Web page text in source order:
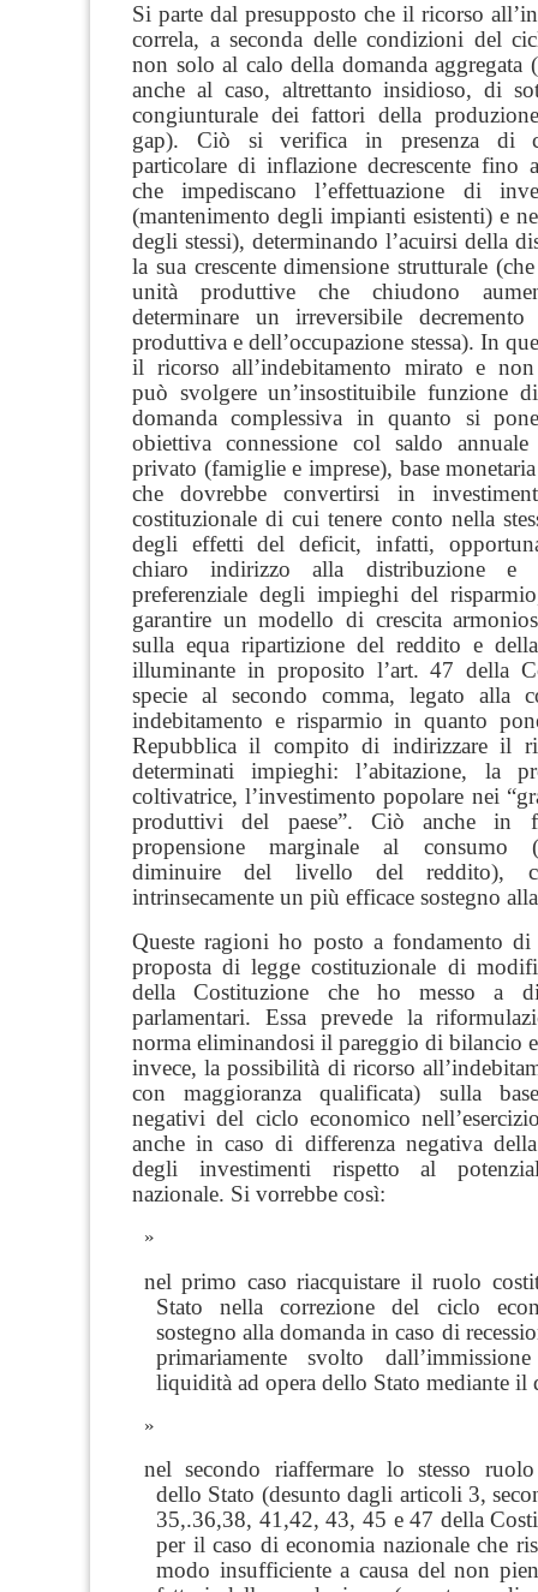
Si parte dal presupposto che il ricorso
correla, a seconda delle condizioni del
non solo al calo della domanda aggregata (
anche al caso, altrettanto insidioso, di
congiunturale dei fattori della
gap). Ciò si verifica in presenza di
particolare di inflazione decrescente fino
che impediscano l’effettuazione di
(mantenimento degli impianti esistenti) e
degli stessi), determinando l’acuirsi della
la sua crescente dimensione strutturale
unità produttive che chiudono
determinare un irreversibile decremento
produttiva e dell’occupazione stessa). In
il ricorso all’indebitamento mirato e non
può svolgere un’insostituibile funzione
domanda complessiva in quanto si
obiettiva connessione col saldo
privato (famiglie e imprese), base
che dovrebbe convertirsi in
costituzionale di cui tenere conto nella
degli effetti del deficit, infatti,
chiaro indirizzo alla distribuzione e
preferenziale degli impieghi del
garantire un modello di crescita
sulla equa ripartizione del reddito e
illuminante in proposito l’art.47 della
specie al secondo comma, legato alla
indebitamento e risparmio in quanto
Repubblica il compito di indirizzare il
determinati impieghi:l’abitazione, la
coltivatrice, l’investimento popolare nei
produttivi del paese”. Ciò anche in
propensione marginale al consumo
diminuire del livello del reddito),
intrinsecamente un più efficace sostegno
Queste ragioni ho posto a fondamento
proposta di legge costituzionale di
della Costituzione che ho messo a
parlamentari. Essa prevede la
norma eliminandosi il pareggio di bilancio
invece, la possibilità di ricorso
con maggioranza qualificata) sulla
negativi del ciclo economico
anche in caso di differenza negativa
degli investimenti rispetto al
nazionale. Si vorrebbe così:
nel primo caso riacquistare il ruolo
Stato nella correzione del ciclo
sostegno alla domanda in caso di
primariamente svolto
liquidità ad opera dello Stato mediante il
nel secondo riaffermare lo stesso ruolo
dello Stato (desunto dagli articoli 3,
35,.36,38, 41,42, 43, 45 e 47 della
per il caso di economia nazionale che
modo insufficiente a causa del non